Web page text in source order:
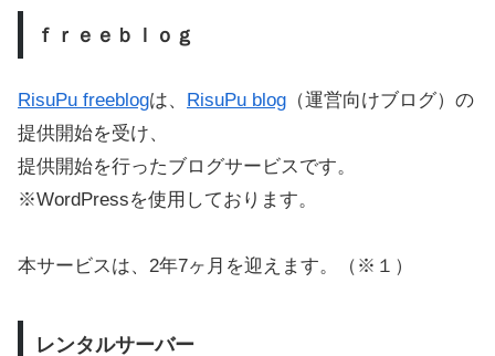
ｆｒｅｅｂｌｏｇ
RisuPu freeblogは、 RisuPu blog （運営向けブログ）の
提供開始を受け、
提供開始を行ったブログサービスです。
※WordPressを使用しております。
本サービスは、2年7ヶ月を迎えます。（※１）
レンタルサーバー